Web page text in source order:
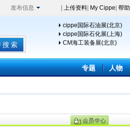
发布信息 上传资料 My Cippe 帮助
cippe国际石油展(北京)
cippe国际石化展(上海)
CM海工装备展(北京)
专题 人物